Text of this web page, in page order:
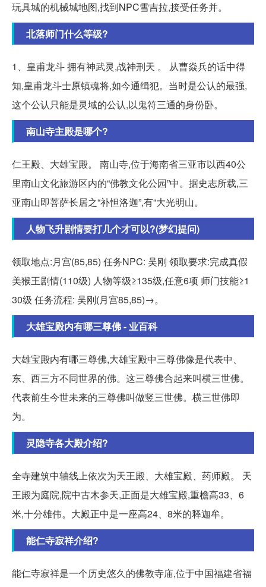
玩具城的机械城地图,找到NPC雪吉拉,接受任务并。
北落师门什么等级?
1、皇甫龙斗 拥有神武灵,战神刑天 。 从曹焱兵的话中得
知,皇甫龙斗士原镇魂将,如今通缉犯。当时是公认的最强,
这个公认只能是灵域的公认,以鬼符三通的身份卧。
南山寺主殿是哪个?
仁王殿、大雄宝殿。 南山寺,位于海南省三亚市以西40公
里南山文化旅游区内的“佛教文化公园”中。据史志所载,三
亚南山即菩萨长居之“补怛洛迦”,有“大光明山。
人物飞升剧情要打几个才可以?(梦幻提问)
领取地点:月宫(85,85) 任务NPC: 吴刚 领取要求:完成真假
美猴王剧情(110级) 人物等级≥135级,任意6项 师门技能≥1
30级 任务流程: 吴刚(月宫85,85)→。
大雄宝殿内有哪三尊佛 - 业百科
大雄宝殿内有哪三尊佛,大雄宝殿中三尊佛像是代表中、
东、西三方不同世界的佛。这三尊佛合起来叫横三世佛。
代表前生今世未来的三尊佛叫做竖三世佛。横三世佛即
为。
灵隐寺各大殿介绍?
全寺建筑中轴线上依次为天王殿、大雄宝殿、药师殿。 天
王殿为庭院,院中古木参天,正面是大雄宝殿,重檐高33、6
米,十分雄伟。大殿正中是一座高24、8米的释迦牟。
能仁寺寂祥介绍?
能仁寺寂祥是一个历史悠久的佛教寺庙,位于中国福建省福